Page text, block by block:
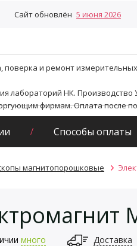
Сайт обновлён 5 июня 2026
поверка и ремонт измерительных
лабораторий НК. Производство
фирмам. Оплата после
Способы оплаты
магнитопорошковые
много Доставка